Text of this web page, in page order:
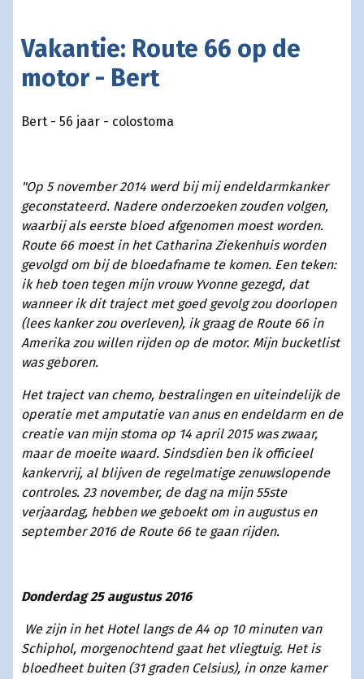
Vakantie: Route 66 op de
motor - Bert
Bert - 56 jaar - colostoma
"Op 5 november 2014 werd bij mij endeldarmkanker
geconstateerd. Nadere onderzoeken zouden volgen,
waarbij als eerste bloed afgenomen moest worden.
Route 66 moest in het Catharina Ziekenhuis worden
gevolgd om bij de bloedafname te komen. Een teken:
ik heb toen tegen mijn vrouw Yvonne gezegd, dat
wanneer ik dit traject met goed gevolg zou doorlopen
(lees kanker zou overleven), ik graag de Route 66 in
Amerika zou willen rijden op de motor. Mijn bucketlist
was geboren.
Het traject van chemo, bestralingen en uiteindelijk de
operatie met amputatie van anus en endeldarm en de
creatie van mijn stoma op 14 april 2015 was zwaar,
maar de moeite waard. Sindsdien ben ik officieel
kankervrij, al blijven de regelmatige zenuwslopende
controles. 23 november, de dag na mijn 55ste
verjaardag, hebben we geboekt om in augustus en
september 2016 de Route 66 te gaan rijden.
Donderdag 25 augustus 2016
We zijn in het Hotel langs de A4 op 10 minuten van
Schiphol, morgenochtend gaat het vliegtuig. Het is
bloedheet buiten (31 graden Celsius), in onze kamer